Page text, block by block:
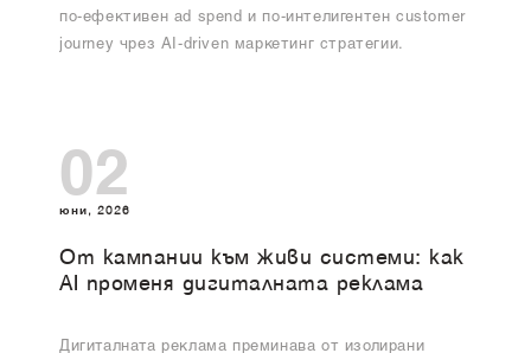
по-ефективен ad spend и по-интелигентен customer
journey чрез AI-driven маркетинг стратегии.
02
юни, 2026
От кампании към живи системи: как
AI променя дигиталната реклама
Дигиталната реклама преминава от изолирани